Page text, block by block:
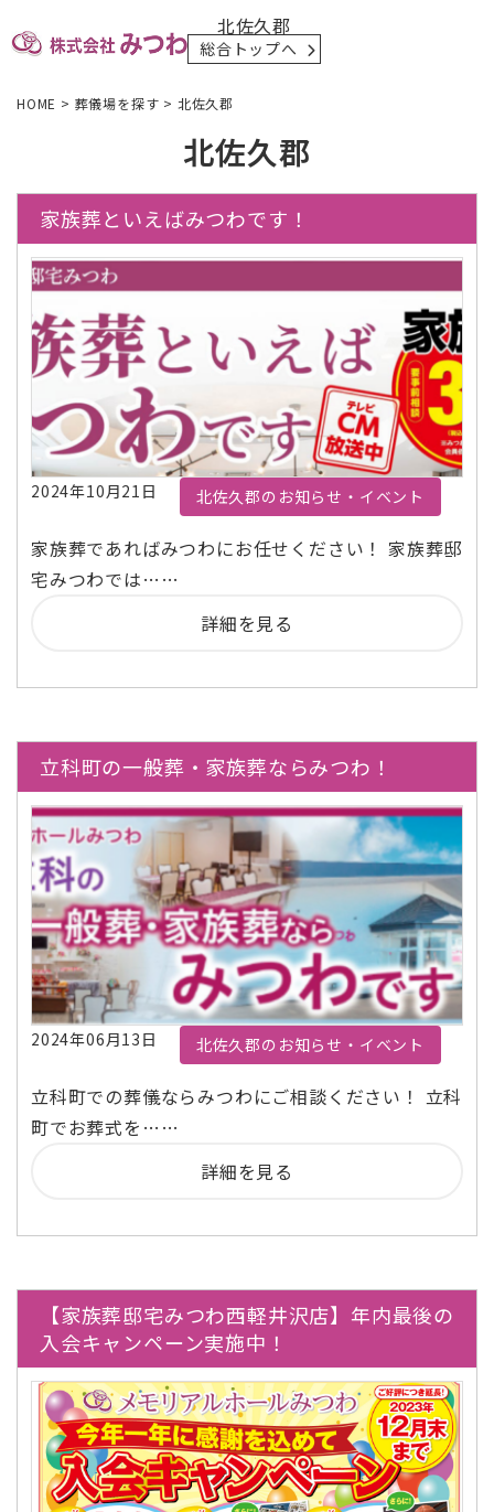
北佐久郡
総合トップへ
HOME > 葬儀場を探す > 北佐久郡
北佐久郡
家族葬といえばみつわです！
2024年10月21日 北佐久郡のお知らせ・イベント
家族葬であればみつわにお任せください！ 家族葬邸
宅みつわでは……
詳細を見る
立科町の一般葬・家族葬ならみつわ！
2024年06月13日 北佐久郡のお知らせ・イベント
立科町での葬儀ならみつわにご相談ください！ 立科
町でお葬式を……
詳細を見る
【家族葬邸宅みつわ西軽井沢店】年内最後の
入会キャンペーン実施中！